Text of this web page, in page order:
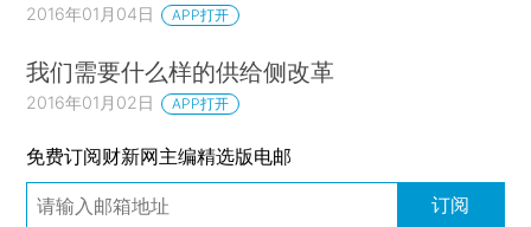
2016年01月04日 APP打开
我们需要什么样的供给侧改革
2016年01月02日 APP打开
免费订阅财新网主编精选版电邮
订阅